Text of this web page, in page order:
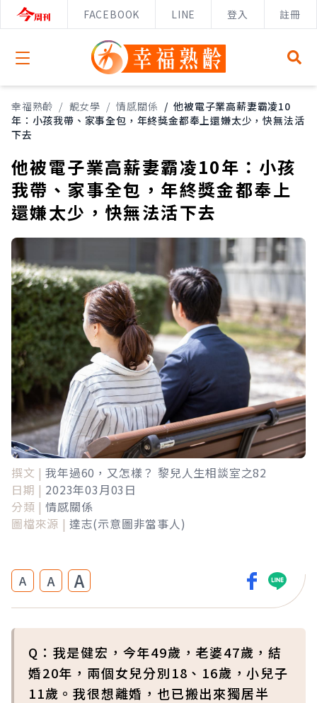
FACEBOOK LINE 登入 註冊
Open menu
幸福熟齡 / 靚女學 / 情感關係 / 他被電子業高薪妻霸凌10
年：小孩我帶、家事全包，年終獎金都奉上還嫌太少，快無法活
下去
他被電子業高薪妻霸凌10年：小孩
我帶、家事全包，年終獎金都奉上
還嫌太少，快無法活下去
撰文 | 我年過60，又怎樣？ 黎兒人生相談室之82
日期 | 2023年03月03日
分類 | 情感關係
圖檔來源 | 達志(示意圖非當事人)
A A A
Q：我是健宏，今年49歲，老婆47歲，結
婚20年，兩個女兒分別18、16歲，小兒子
11歲。我很想離婚，也已搬出來獨居半